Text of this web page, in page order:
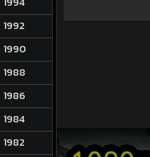
1992
1990
1988
1986
1984
1982